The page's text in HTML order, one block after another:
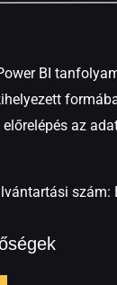
BI
az